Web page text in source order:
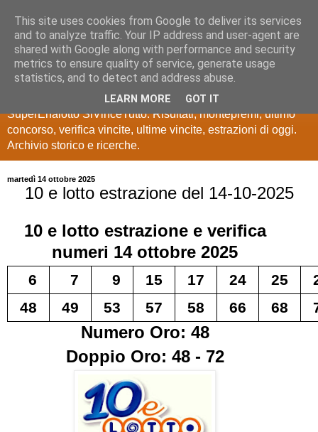
Estrazioni Lotto
SuperEnalotto
Ultime estrazioni di Lotto, SuperEnalotto, 10 e lotto,
SuperEnalotto SiVinceTutto. Risultati, montepremi, ultimo
concorso, verifica vincite, ultime vincite, estrazioni di oggi.
Archivio storico e ricerche.
martedì 14 ottobre 2025
10 e lotto estrazione del 14-10-2025
10 e lotto estrazione e verifica
numeri 14 ottobre 2025
6 7 9 15 17 24 25
48
49 53 57 58 66 68
Numero Oro: 48
Doppio Oro: 48 - 72
This site uses cookies from Google to deliver its services
and to analyze traffic. Your IP address and user-agent are
shared with Google along with performance and security
metrics to ensure quality of service, generate usage
statistics, and to detect and address abuse.
LEARN MORE GOT IT